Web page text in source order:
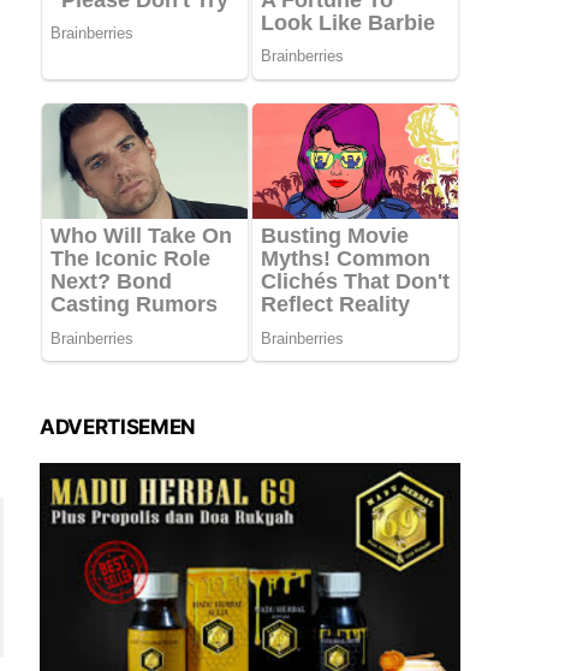
ADVERTISEMEN